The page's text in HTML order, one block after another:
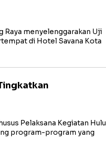
Raya menyelenggarakan Uji
di Hotel Savana Kota
Pelaksana Kegiatan Hulu
program-program yang